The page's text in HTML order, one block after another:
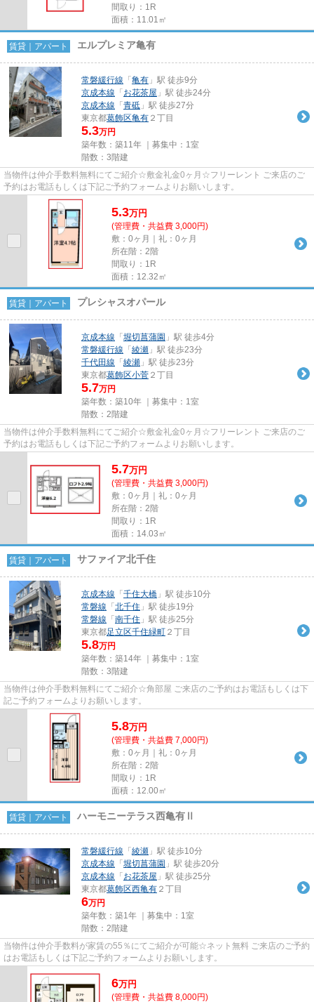
間取り：1R
面積：11.01㎡
賃貸｜アパート エルプレミア亀有
常磐緩行線 「 亀有 」駅 徒歩9分
京成本線 「 お花茶屋 」駅 徒歩24分
京成本線 「 青砥 」駅 徒歩27分
東京都葛飾区亀有 ２丁目
5.3万円
築年数：築11年 ｜募集中： 1室
階数：3階建
当物件は仲介手数料無料にてご紹介☆敷金礼金0ヶ月☆フリーレント ご来店のご
予約はお電話もしくは下記ご予約フォームよりお願いします。
5.3万円
(管理費・共益費 3,000円)
敷：0ヶ月｜礼：0ヶ月
所在階：2階
間取り：1R
面積：12.32㎡
賃貸｜アパート プレシャスオパール
京成本線 「 堀切菖蒲園 」駅 徒歩4分
常磐緩行線 「 綾瀬 」駅 徒歩23分
千代田線 「 綾瀬 」駅 徒歩23分
東京都葛飾区小菅 ２丁目
5.7万円
築年数：築10年 ｜募集中： 1室
階数：2階建
当物件は仲介手数料無料にてご紹介☆敷金礼金0ヶ月☆フリーレント ご来店のご
予約はお電話もしくは下記ご予約フォームよりお願いします。
5.7万円
(管理費・共益費 3,000円)
敷：0ヶ月｜礼：0ヶ月
所在階：2階
間取り：1R
面積：14.03㎡
賃貸｜アパート サファイア北千住
京成本線 「 千住大橋 」駅 徒歩10分
常磐線 「 北千住 」駅 徒歩19分
常磐線 「 南千住 」駅 徒歩25分
東京都足立区千住緑町 ２丁目
5.8万円
築年数：築14年 ｜募集中： 1室
階数：3階建
当物件は仲介手数料無料にてご紹介☆角部屋 ご来店のご予約はお電話もしくは下
記ご予約フォームよりお願いします。
5.8万円
(管理費・共益費 7,000円)
敷：0ヶ月｜礼：0ヶ月
所在階：2階
間取り：1R
面積：12.00㎡
賃貸｜アパート ハーモニーテラス西亀有Ⅱ
常磐緩行線 「 綾瀬 」駅 徒歩10分
京成本線 「 堀切菖蒲園 」駅 徒歩20分
京成本線 「 お花茶屋 」駅 徒歩25分
東京都葛飾区西亀有 ２丁目
6万円
築年数：築1年 ｜募集中： 1室
階数：2階建
当物件は仲介手数料が家賃の55％にてご紹介が可能☆ネット無料 ご来店のご予約
はお電話もしくは下記ご予約フォームよりお願いします。
6万円
(管理費・共益費 8,000円)